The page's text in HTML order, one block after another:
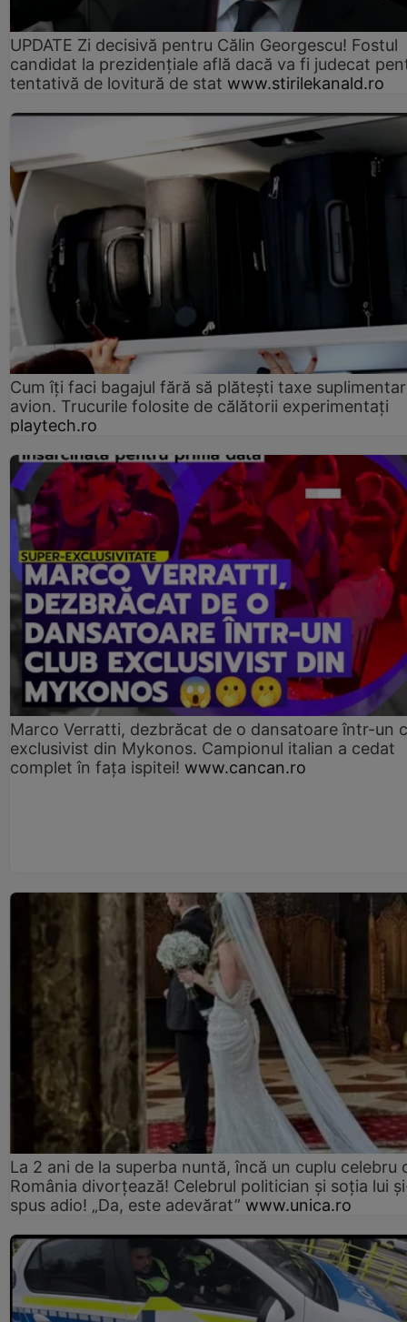
UPDATE Zi decisivă pentru Călin Georgescu! Fostul
candidat la prezidențiale află dacă va fi judecat
tentativă de lovitură de stat www.stirilekanald.ro
Cum îți faci bagajul fără să plătești taxe
avion. Trucurile folosite de călătorii experimentați
playtech.ro
Marco Verratti, dezbrăcat de o dansatoare într-un
exclusivist din Mykonos. Campionul italian a cedat
complet în fața ispitei! www.cancan.ro
La 2 ani de la superba nuntă, încă un cuplu celebru
România divorțează! Celebrul politician și soția lui
spus adio! „Da, este adevărat” www.unica.ro